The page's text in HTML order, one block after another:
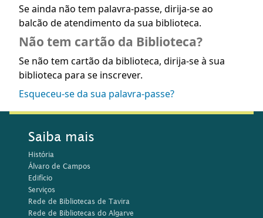
Se ainda não tem palavra-passe, dirija-se ao
balcão de atendimento da sua biblioteca.
Não tem cartão da Biblioteca?
Se não tem cartão da biblioteca, dirija-se à sua
biblioteca para se inscrever.
Esqueceu-se da sua palavra-passe?
Saiba mais
História
Álvaro de Campos
Edifício
Serviços
Rede de Bibliotecas de Tavira
Rede de Bibliotecas do Algarve